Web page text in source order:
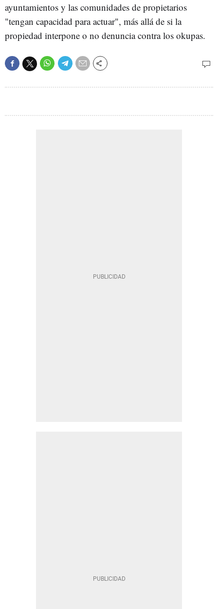
ayuntamientos y las comunidades de propietarios
"tengan capacidad para actuar", más allá de si la
propiedad interpone o no denuncia contra los okupas.